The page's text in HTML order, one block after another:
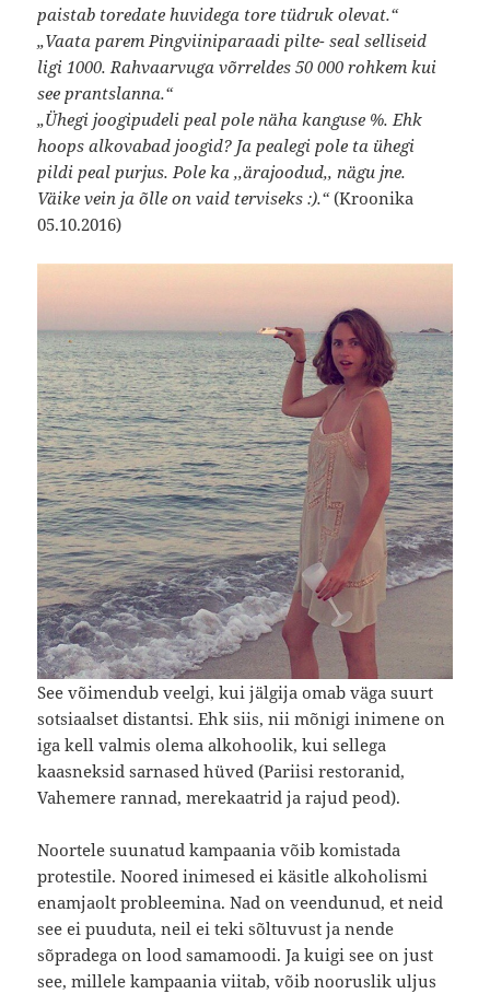
paistab toredate huvidega tore tüdruk olevat.“
„Vaata parem Pingviiniparaadi pilte- seal selliseid
ligi 1000. Rahvaarvuga võrreldes 50 000 rohkem kui
see prantslanna.“
„Ühegi joogipudeli peal pole näha kanguse %. Ehk
hoops alkovabad joogid? Ja pealegi pole ta ühegi
pildi peal purjus. Pole ka ,,ärajoodud,, nägu jne.
Väike vein ja õlle on vaid terviseks :).“(Kroonika
05.10.2016)
See võimendub veelgi, kui jälgija omab väga suurt
sotsiaalset distantsi. Ehk siis, nii mõnigi inimene on
iga kell valmis olema alkohoolik, kui sellega
kaasneksid sarnased hüved (Pariisi restoranid,
Vahemere rannad, merekaatrid ja rajud peod).
Noortele suunatud kampaania võib komistada
protestile. Noored inimesed ei käsitle alkoholismi
enamjaolt probleemina. Nad on veendunud, et neid
see ei puuduta, neil ei teki sõltuvust ja nende
sõpradega on lood samamoodi. Ja kuigi see on just
see, millele kampaania viitab, võib nooruslik uljus